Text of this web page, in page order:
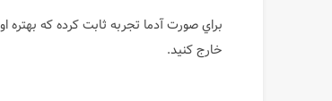
براي صورت آدما تجربه ثابت كرده كه
خارج كنيد.